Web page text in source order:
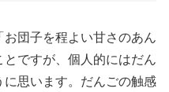
団子を程よい甘さのあん
ですが、個人的にはだん
思います。だんごの触感